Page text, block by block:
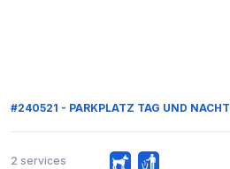
#240521 - PARKPLATZ TAG UND NACHT
2 services